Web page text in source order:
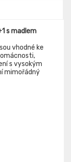
s madlem
vhodné ke
s vysokým
mimořádný